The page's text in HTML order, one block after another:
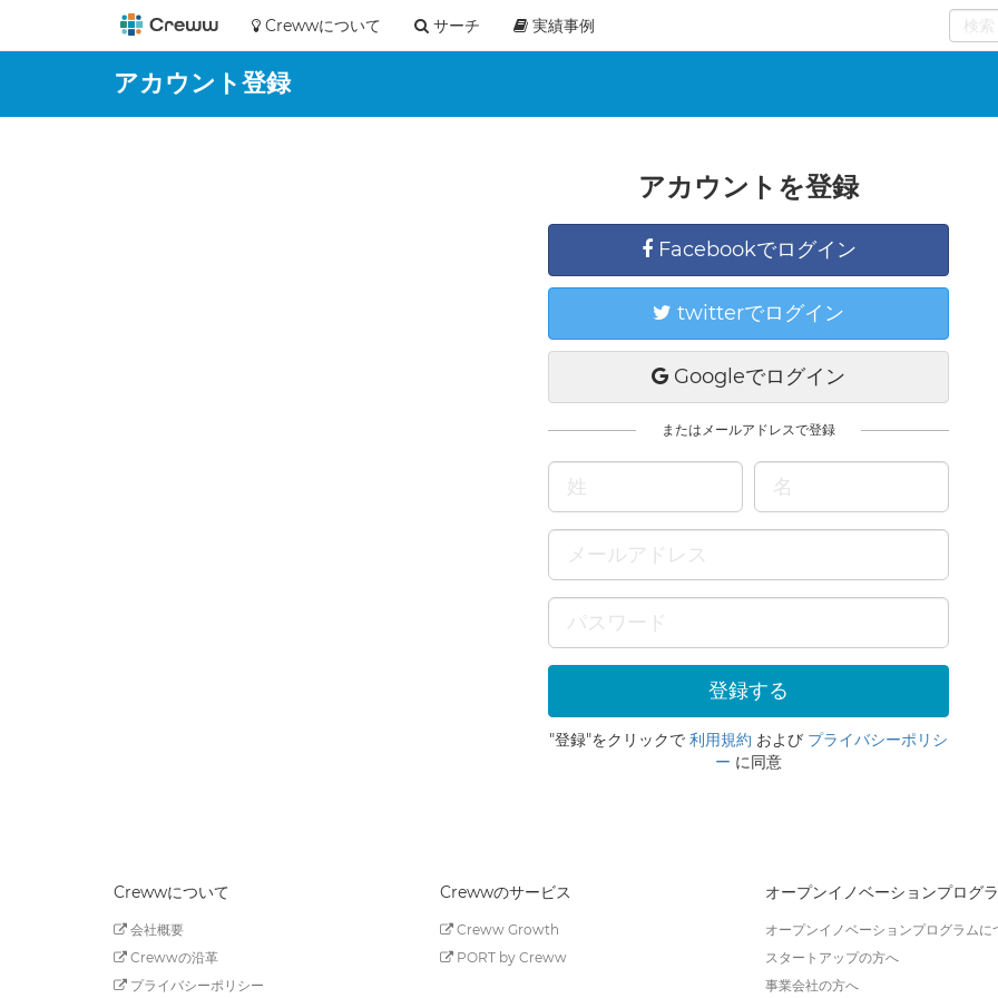
Crewwについて サーチ 実績事例
0
アカウント登録
アカウントを登録
Facebookでログイン
twitterでログイン
Googleでログイン
またはメールアドレスで登録
"登録"をクリックで 利用規約 および プライバシーポリシ
ー に同意
Crewwについて
会社概要
Crewwの沿革
プライバシーポリシー
Crewwのサービス
Creww Growth
PORT by Creww
オープンイノベーションプログ
オープンイノベーションプログラムに
スタートアップの方へ
事業会社の方へ